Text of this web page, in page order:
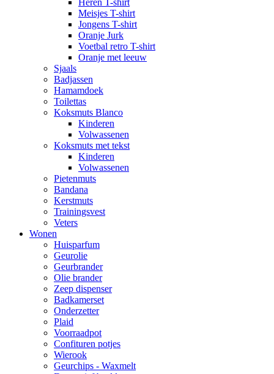
Heren T-shirt
Meisjes T-shirt
Jongens T-shirt
Oranje Jurk
Voetbal retro T-shirt
Oranje met leeuw
Sjaals
Badjassen
Hamamdoek
Toilettas
Koksmuts Blanco
Kinderen
Volwassenen
Koksmuts met tekst
Kinderen
Volwassenen
Pietenmuts
Bandana
Kerstmuts
Trainingsvest
Veters
Wonen
Huisparfum
Geurolie
Geurbrander
Olie brander
Zeep dispenser
Badkamerset
Onderzetter
Plaid
Voorraadpot
Confituren potjes
Wierook
Geurchips - Waxmelt